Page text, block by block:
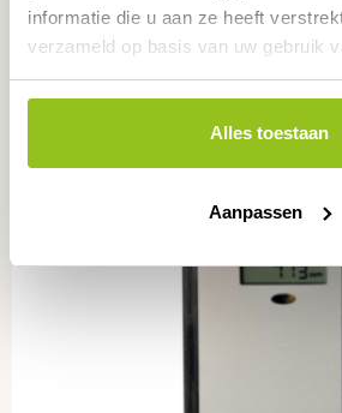
informatie die u aan ze heeft
verzameld op basis van uw gebruik
Alles toestaan
Aanpassen